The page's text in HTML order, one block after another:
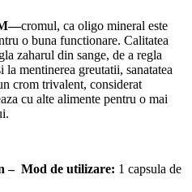
cromul, ca oligo mineral este
o buna functionare. Calitatea
zaharul din sange, de a regla
mentinerea greutatii, sanatatea
crom trivalent, considerat
cu alte alimente pentru o mai
– Mod de utilizare: 1 capsula de